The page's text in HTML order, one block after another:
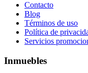
Contacto
Blog
Términos de uso
Política de
Servicios
Inmuebles